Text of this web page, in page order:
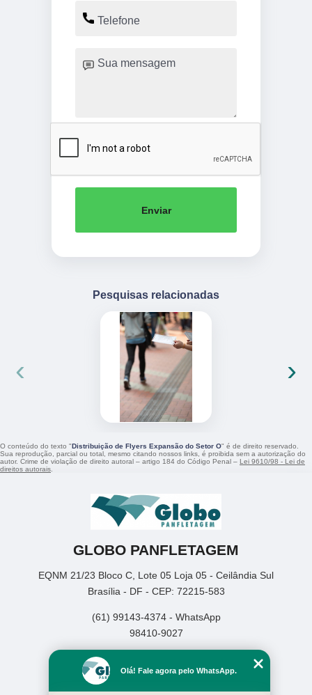
Enviar
Pesquisas relacionadas
‹ ›
O conteúdo do texto "Distribuição de Flyers Expansão do Setor O" é de direito reservado.
Sua reprodução, parcial ou total, mesmo citando nossos links, é proibida sem a autorização do
autor. Crime de violação de direito autoral – artigo 184 do Código Penal – Lei 9610/98 - Lei de
direitos autorais
GLOBO PANFLETAGEM
EQNM 21/23 Bloco C, Lote 05 Loja 05 - Ceilândia Sul
Brasília - DF - CEP: 72215-583
(61) 99143-4374 - WhatsApp
98410-9027
Empresa
Missão
Olá! Fale agora pelo WhatsApp.